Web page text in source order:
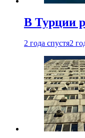
В Турции
2 года спустя2